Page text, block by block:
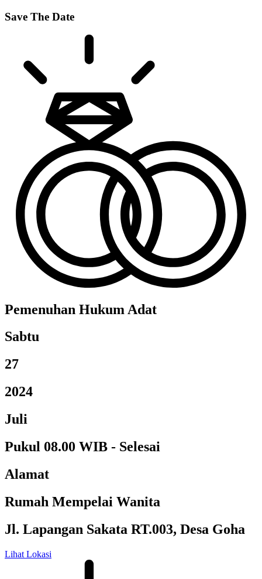
Save The Date
Pemenuhan Hukum Adat
Sabtu
27
2024
Juli
Pukul 08.00 WIB - Selesai
Alamat
Rumah Mempelai Wanita
Jl. Lapangan Sakata RT.003, Desa Goha
Lihat Lokasi